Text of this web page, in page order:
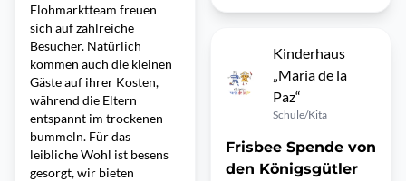
Flohmarktteam freuen
sich auf zahlreiche
Besucher. Natürlich
kommen auch die kleinen
Gäste auf ihrer Kosten,
während die Eltern
entspannt im trockenen
bummeln. Für das
leibliche Wohl ist besens
gesorgt, wir bieten
Kinderhaus
„Maria de la
Paz“
Schule/Kita
Frisbee Spende von
den Königsgütler